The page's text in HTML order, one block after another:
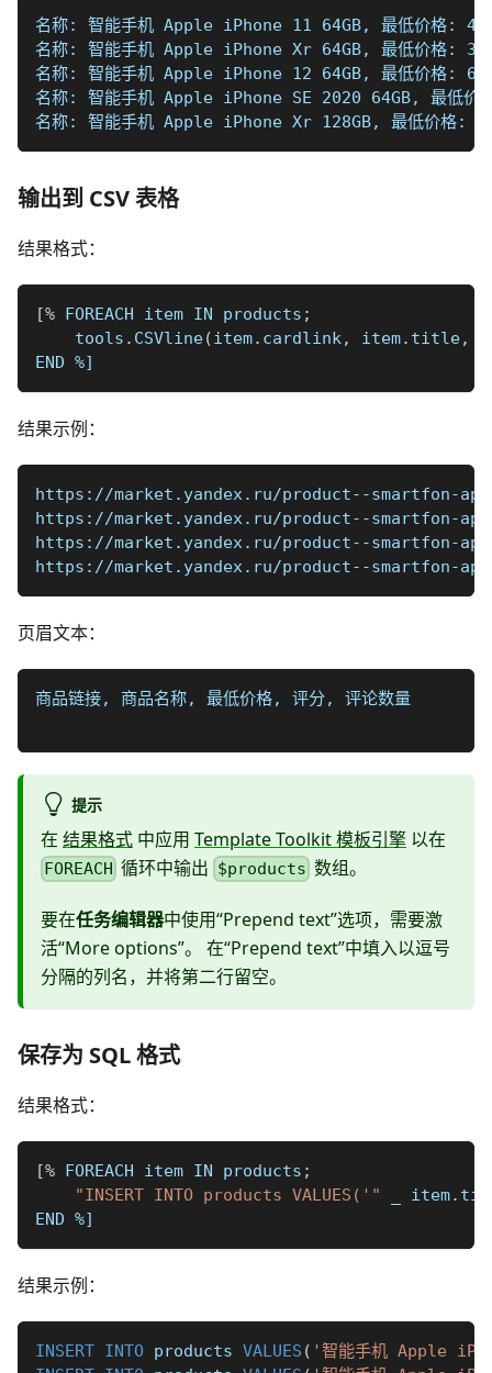
名称: 智能手机 Apple iPhone 11 64GB, 最低价格:
名称: 智能手机 Apple iPhone Xr 64GB, 最低价格:
名称: 智能手机 Apple iPhone 12 64GB, 最低价格:
名称: 智能手机 Apple iPhone SE 2020 64GB, 最低
名称: 智能手机 Apple iPhone Xr 128GB, 最低价格:
输出到 CSV 表格
结果格式：
[% FOREACH item IN products ;
    tools
. CSVline(item. cardlink, item. title,
END %]
结果示例：
https://market.yandex.ru/product--smartfon-apple-
https://market.yandex.ru/product--smartfon-apple-
https://market.yandex.ru/product--smartfon-apple-
https://market.yandex.ru/product--smartfon-apple-
页眉文本：
商品链接, 商品名称, 最低价格, 评分, 评论数量
提示
在 结果格式 中应用 Template Toolkit 模板引擎 以在
FOREACH 循环中输出 $products 数组。
要在任务编辑器中使用“Prepend text”选项，需要激
活“More options”。 在“Prepend text”中填入以逗号
分隔的列名，并将第二行留空。
保存为 SQL 格式
结果格式：
[% FOREACH item IN products ;
"INSERT INTO products VALUES('"
item.
END %]
结果示例：
INSERT INTO products VALUES ( '智能手机 Apple